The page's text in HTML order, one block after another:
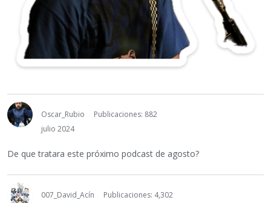
Oscar_Rubio
Publicaciones: 882
julio 2024
De que tratara este próximo podcast de agosto?
007_David_Acín
Publicaciones: 4,302